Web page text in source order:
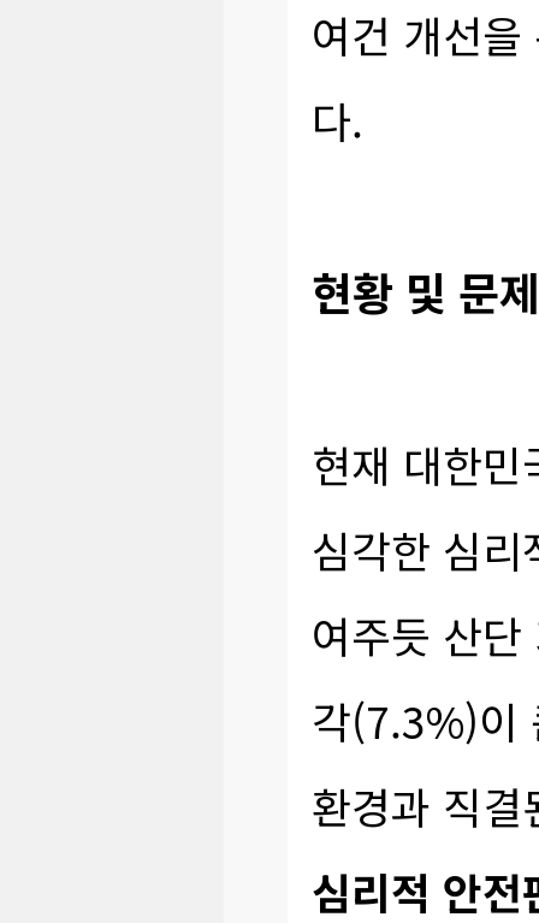
여건 개선
다.
현황 및 문
현재 대한
심각한 심리
여주듯 산
각(7.3%)이
환경과 직결
심리적 안